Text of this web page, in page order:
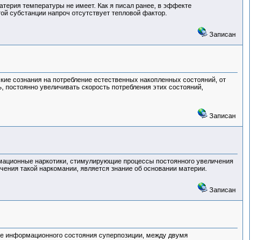
температуры не имеет. Как я писал ранее, в эффекте
субстанции напроч отсутствует тепловой фактор.
Записан
сознания на потребление естественных накопленных состояний, от
увеличивать скорость потребления этих состояний,
Записан
наркотики, стимулирующие процессы постоянного увеличения
такой наркомании, является знание об основании материи.
Записан
информационного состояния суперпозиции, между двумя